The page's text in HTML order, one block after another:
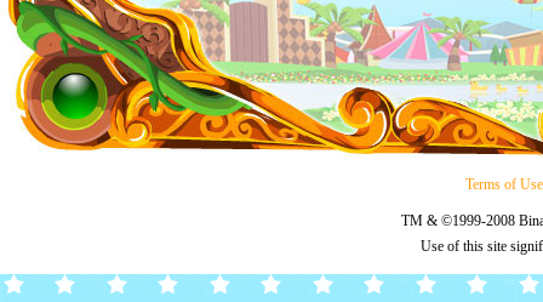
Terms of Use
TM & ©1999-2008
Use of this site